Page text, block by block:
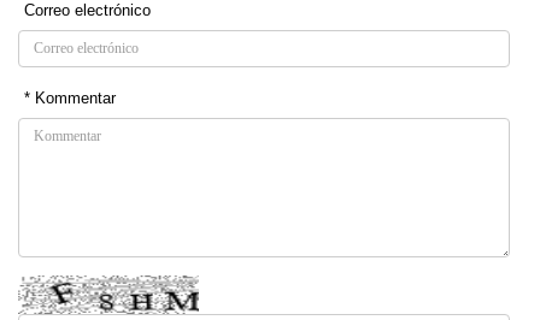
Correo electrónico
* Kommentar